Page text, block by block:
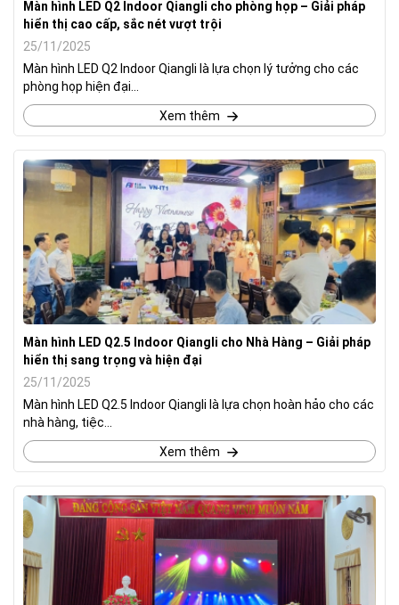
Màn hình LED Q2 Indoor Qiangli cho phòng họp – Giải pháp
hiển thị cao cấp, sắc nét vượt trội
25/11/2025
Màn hình LED Q2 Indoor Qiangli là lựa chọn lý tưởng cho các
phòng họp hiện đại...
Xem thêm
Màn hình LED Q2.5 Indoor Qiangli cho Nhà Hàng – Giải pháp
hiển thị sang trọng và hiện đại
25/11/2025
Màn hình LED Q2.5 Indoor Qiangli là lựa chọn hoàn hảo cho các
nhà hàng, tiệc...
Xem thêm